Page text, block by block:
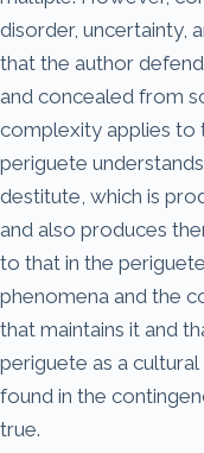
disorder, uncertainty,
that the author
and concealed from
complexity applies to
periguete
destitute, which is
and also produces
to that in the
phenomena and the
that maintains it and
periguete as a
found in the
true.